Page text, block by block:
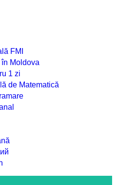
FMI
Moldova
1 zi
de Matematică